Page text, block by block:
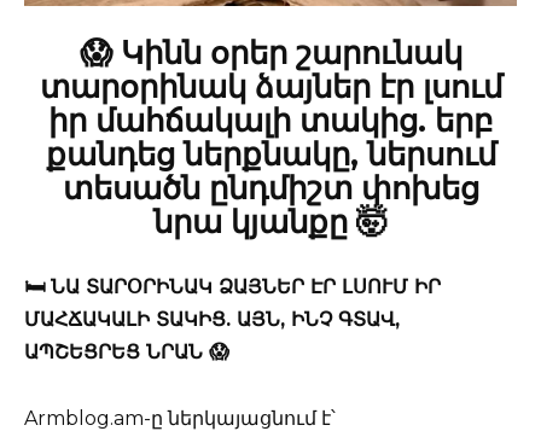
😱 Կինն օրեր շարունակ
տարօրինակ ձայներ էր լսում
իր մահճակալի տակից. երբ
քանդեց ներքնակը, ներսում
տեսածն ընդմիշտ փոխեց
նրա կյանքը 🤯
🛏️ ՆԱ ՏԱՐՕՐԻՆԱԿ ՁԱՅՆԵՐ ԷՐ ԼՍՈՒՄ ԻՐ
ՄԱՀՃԱԿԱԼԻ ՏԱԿԻՑ. ԱՅՆ, ԻՆՉ ԳՏԱՎ,
ԱՊՇԵՑՐԵՑ ՆՐԱՆ 😱
Armblog.am-ը ներկայացնում է՝